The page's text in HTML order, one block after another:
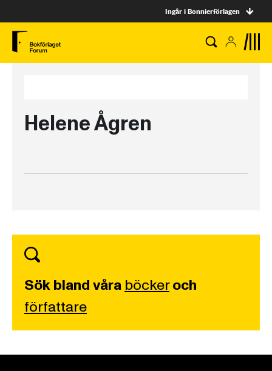
Ingår i Bonnierförlagen
Helene Ågren
Sök bland våra böckeroch
författare